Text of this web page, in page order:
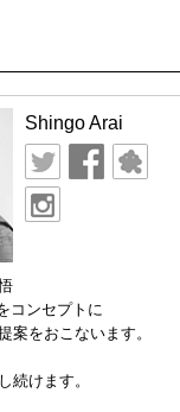
Shingo Arai
コンセプトに
案をおこないます。
続けます。